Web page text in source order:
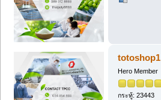
totoshop1
Hero Member
กระทู้: 23443